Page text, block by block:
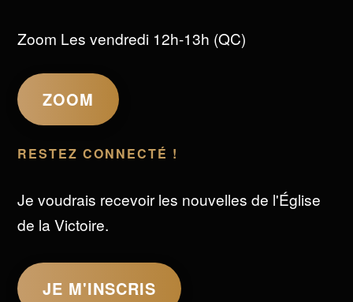
Zoom Les vendredi 12h-13h (QC)
ZOOM
RESTEZ CONNECTÉ !
Je voudrais recevoir les nouvelles de l'Église
de la Victoire.
JE M'INSCRIS